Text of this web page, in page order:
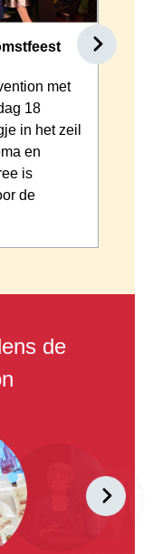
met
18
in het zeil
en
is
de
de